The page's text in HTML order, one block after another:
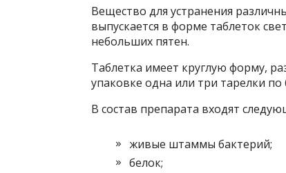
Вещество для устранения
выпускается в форме таблеток
небольших пятен.
Таблетка имеет круглую форму,
упаковке одна или три тарелки по
В состав препарата входят
живые штаммы бактерий;
белок;